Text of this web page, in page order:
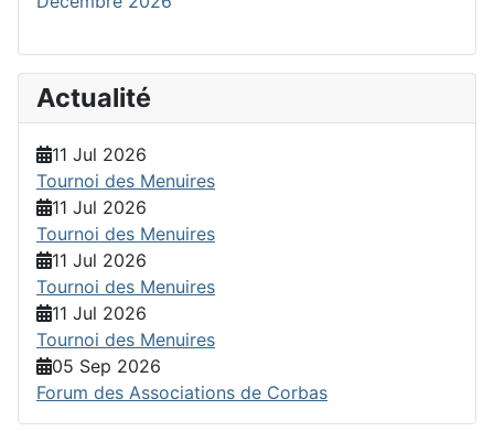
Actualité
11 Jul 2026
Tournoi des Menuires
11 Jul 2026
Tournoi des Menuires
11 Jul 2026
Tournoi des Menuires
11 Jul 2026
Tournoi des Menuires
05 Sep 2026
Forum des Associations de Corbas